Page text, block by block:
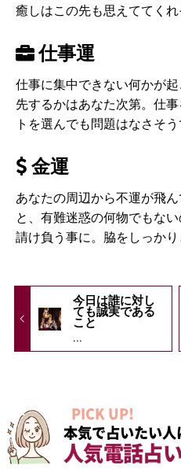
癒しはこの先も思えててく
仕事運
仕事に集中できない何かが
先するかはあなた次第。仕
トを選んでも問題はなさそ
金運
あなたの周辺から不運が飛
と、有難迷惑の何物でもな
請け負う事に。脇をしっか
今日は誰に対し
ても誠実である
こと
...
PICK UP!
本気で占いたい
人気電話占